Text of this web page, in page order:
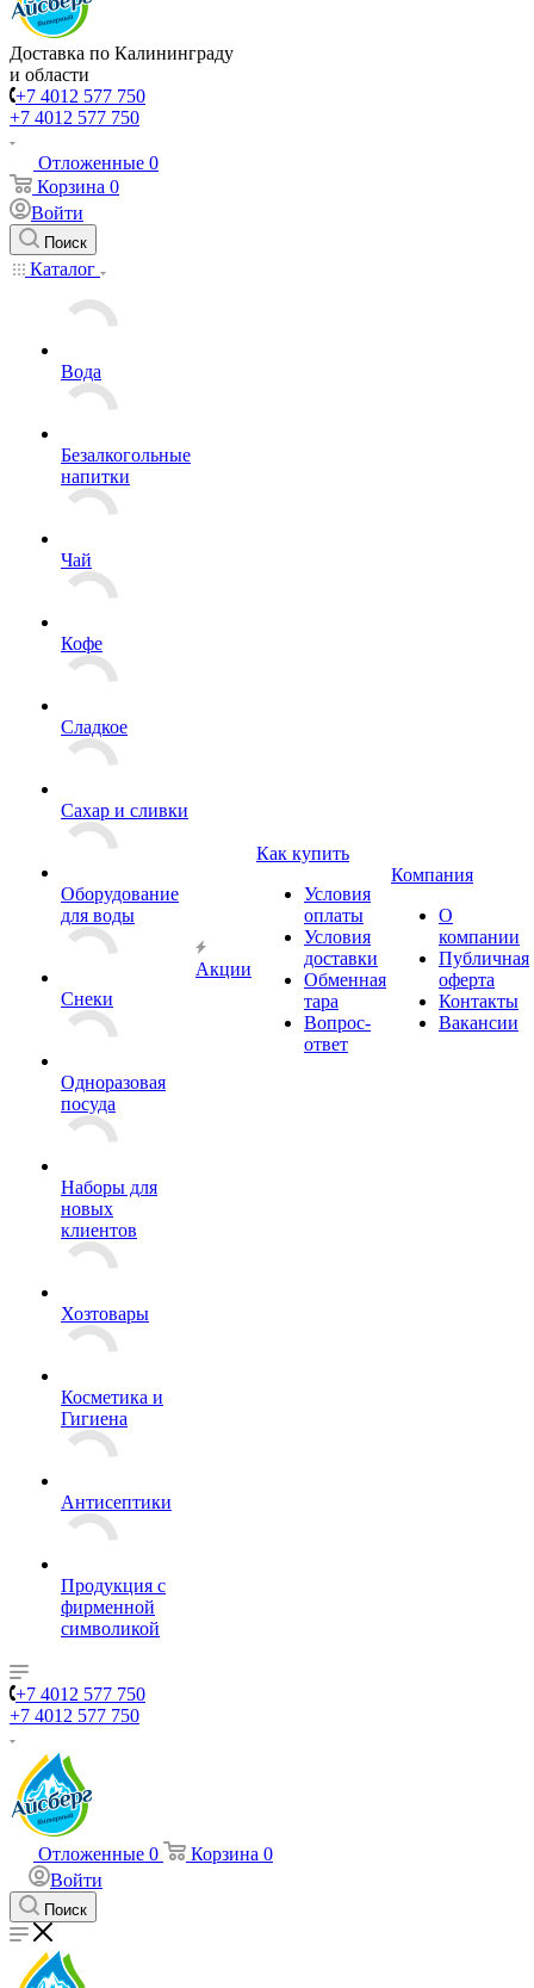
Доставка по Калининграду
и области
+7 4012 577 750
+7 4012 577 750
Отложенные 0
Корзина 0
Войти
Поиск
Каталог
Вода
Безалкогольные
напитки
Чай
Кофе
Сладкое
Сахар и сливки
Оборудование
для воды
Снеки
Одноразовая
посуда
Наборы для
новых
клиентов
Хозтовары
Косметика и
Гигиена
Антисептики
Продукция с
фирменной
символикой
Акции
Как купить
Условия
оплаты
Условия
доставки
Обменная
тара
Вопрос-
ответ
Компания
О
компании
Публичная
оферта
Контакты
Вакансии
+7 4012 577 750
+7 4012 577 750
Отложенные 0 Корзина 0
Войти
Поиск